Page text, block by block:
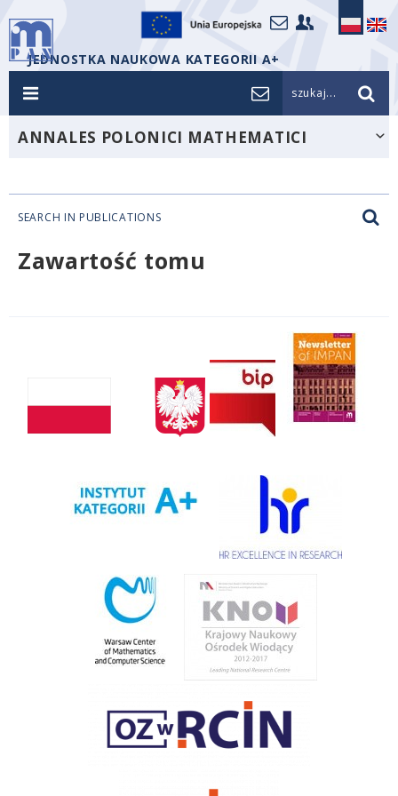
JEDNOSTKA NAUKOWA KATEGORII A+
szukaj...
ANNALES POLONICI MATHEMATICI
SEARCH IN PUBLICATIONS
Zawartość tomu